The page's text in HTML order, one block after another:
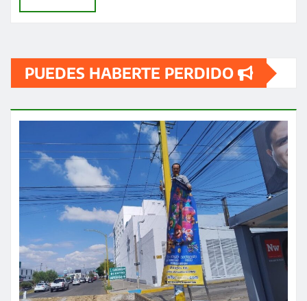
PUEDES HABERTE PERDIDO